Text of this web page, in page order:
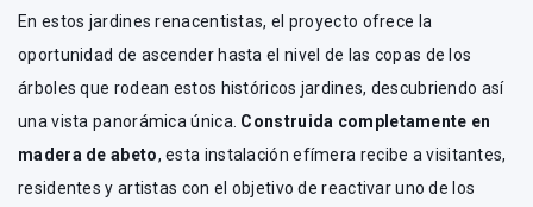
En estos jardines renacentistas, el proyecto ofrece la
oportunidad de ascender hasta el nivel de las copas de los
árboles que rodean estos históricos jardines, descubriendo así
una vista panorámica única. Construida completamente en
madera de abeto, esta instalación efímera recibe a visitantes,
residentes y artistas con el objetivo de reactivar uno de los